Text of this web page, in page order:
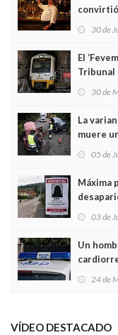
convirtió
Asturias
30 de
El
Tribunal
30 de
La
muere
frontal
05 de
Máxima
03 de
Un
Local en
24 de
VÍDEO DESTACADO